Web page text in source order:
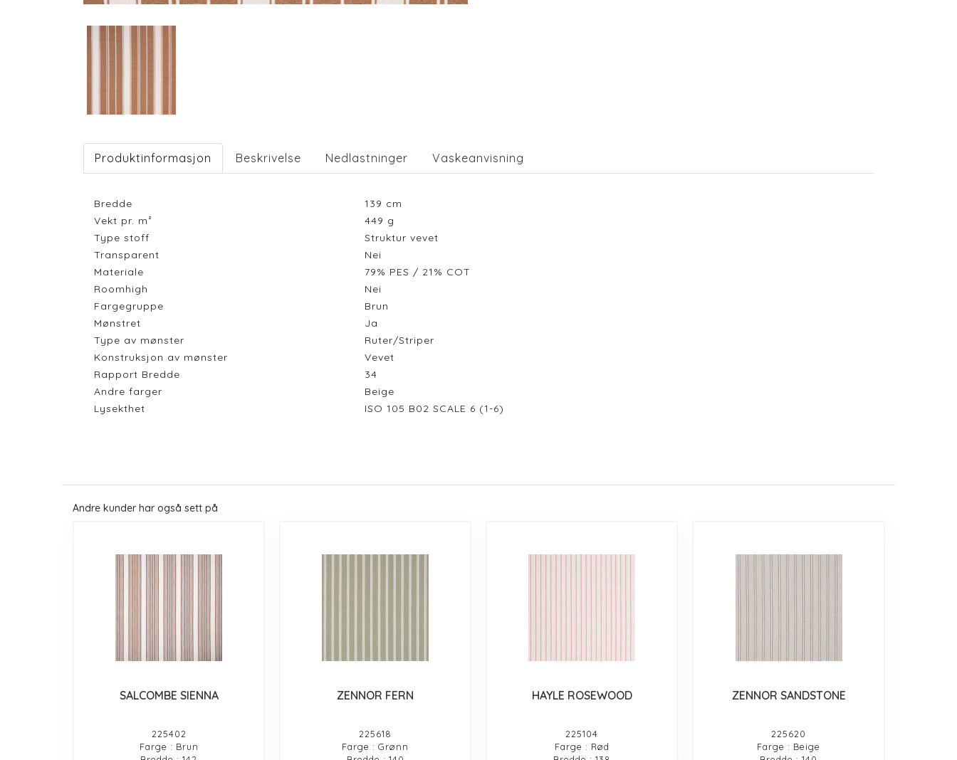
Produktinformasjon Beskrivelse Nedlastninger Vaskeanvisning
Bredde 139 cm
Vekt pr. m²
449 g
Type stoff
Struktur vevet
Transparent
Nei
Materiale
79% PES / 21% COT
Roomhigh
Nei
Fargegruppe
Brun
Mønstret
Ja
Type av mønster
Ruter/Striper
Konstruksjon av mønster
Vevet
Rapport Bredde
34
Andre farger
Beige
Lysekthet
ISO 105 B02 SCALE 6 (1-6)
Andre kunder har også sett på
SALCOMBE SIENNA
225402
Farge : Brun
ZENNOR FERN
225618
Farge : Grønn
HAYLE ROSEWOOD
225104
Farge : Rød
ZENNOR SANDSTONE
225620
Farge : Beige